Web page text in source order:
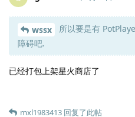
wssx
所以要是有
障碍吧.
已经打包上架星火商店了
mxl1983413 回复了此帖